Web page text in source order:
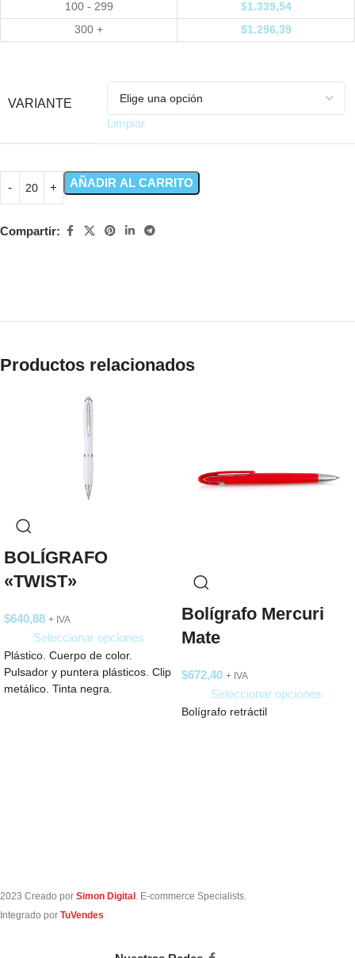
100 - 299
$1.339,54
300 +
$1.296,39
VARIANTE
Limpiar
AÑADIR AL CARRITO
Compartir:
Productos relacionados
BOLÍGRAFO
«TWIST»
$640,88 + IVA
Seleccionar opciones
Plástico. Cuerpo de color.
Pulsador y puntera plásticos. Clip
metálico. Tinta negra.
Bolígrafo Mercuri
Mate
$672,40 + IVA
Seleccionar opciones
Bolígrafo retráctil
2023 Creado por Simon Digital . E-commerce Specialists.
Integrado por TuVendes